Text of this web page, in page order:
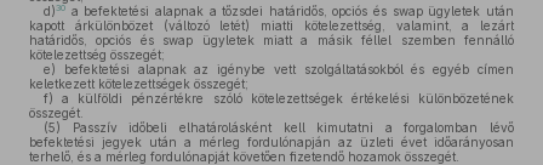
d) 30 a befektetési alapnak a tőzsdei határidős, opciós és swap ügyletek után
kapott árkülönbözet (változó letét) miatti kötelezettség, valamint, a lezárt
határidős, opciós és swap ügyletek miatt a másik féllel szemben fennálló
kötelezettség összegét;
e) befektetési alapnak az igénybe vett szolgáltatásokból és egyéb címen
keletkezett kötelezettségek összegét;
f) a külföldi pénzértékre szóló kötelezettségek értékelési különbözetének
összegét.
(5) Passzív időbeli elhatárolásként kell kimutatni a forgalomban lévő
befektetési jegyek után a mérleg fordulónapján az üzleti évet időarányosan
terhelő, és a mérleg fordulónapját követően fizetendő hozamok összegét.